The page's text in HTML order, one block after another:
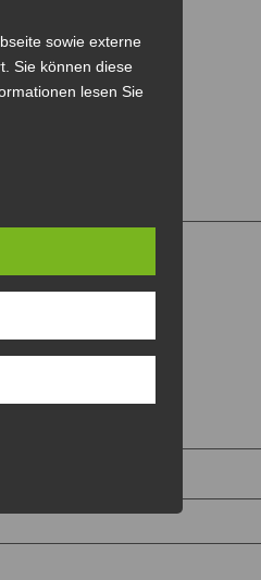
sowie externe
Sie können diese
lesen Sie